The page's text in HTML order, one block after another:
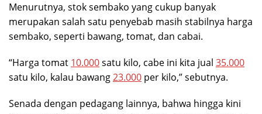
Menurutnya, stok sembako yang cukup banyak
merupakan salah satu penyebab masih stabilnya harga
sembako, seperti bawang, tomat, dan cabai.
“Harga tomat 10.000satu kilo, cabe ini kita jual 35.000
satu kilo, kalau bawang23.000 per kilo,” sebutnya.
Senada dengan pedagang lainnya, bahwa hingga kini